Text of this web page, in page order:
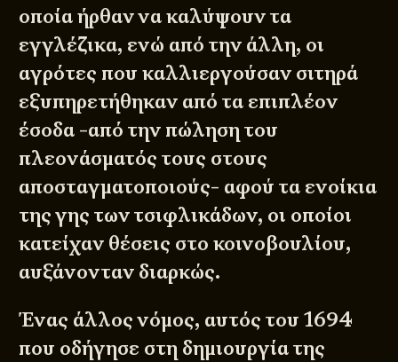
οποία ήρθαν να καλύψουν τα
εγγλέζικα, ενώ από την άλλη, οι
αγρότες που καλλιεργούσαν σιτηρά
εξυπηρετήθηκαν από τα επιπλέον
έσοδα -από την πώληση του
πλεονάσματός τους στους
αποσταγματοποιούς- αφού τα ενοίκια
της γης των τσιφλικάδων, οι οποίοι
κατείχαν θέσεις στο κοινοβουλίου,
αυξάνονταν διαρκώς.
Ένας άλλος νόμος, αυτός του 1694
που οδήγησε στη δημιουργία της